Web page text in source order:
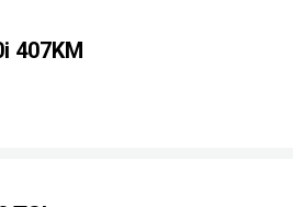
407KM